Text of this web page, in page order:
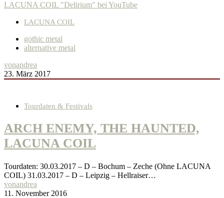
LACUNA COIL "Delirium" bei YouTube
LACUNA COIL
gothic metal
alternative metal
vonandrea
23. März 2017
Tourdaten & Festivals
ARCH ENEMY, THE HAUNTED,
LACUNA COIL
Tourdaten: 30.03.2017 – D – Bochum – Zeche (Ohne LACUNA
COIL) 31.03.2017 – D – Leipzig – Hellraiser…
vonandrea
11. November 2016